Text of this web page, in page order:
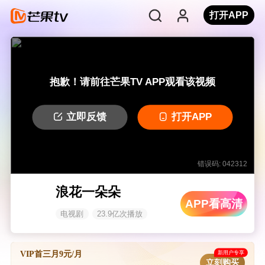
打开APP
抱歉！请前往芒果TV APP观看该视频
立即反馈 打开APP
错误码: 042312
浪花一朵朵
电视剧 23.9亿次播放
APP看高清
VIP首三月9元/月 新用户专享
立刻购买